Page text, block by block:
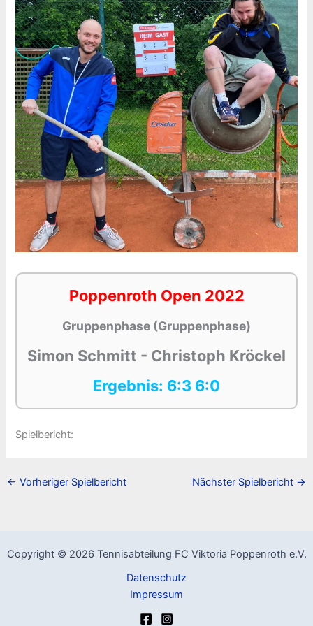
Poppenroth Open 2022
Gruppenphase (Gruppenphase)
Simon Schmitt - Christoph Kröckel
Ergebnis: 6:3 6:0
Spielbericht:
← Vorheriger Spielbericht Nächster Spielbericht →
Copyright © 2026 Tennisabteilung FC Viktoria Poppenroth e.V.
Datenschutz
Impressum